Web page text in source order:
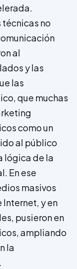
técnicas no
al
y las
las
que muchas
como un
al público
lógica de la
En ese
masivos
y en
pusieron en
ampliando
la